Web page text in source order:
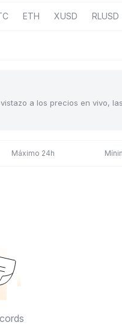
ETH XUSD RLUSD
a los precios en vivo,
Máximo 24h